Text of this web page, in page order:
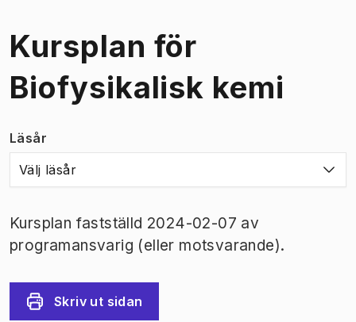
Kursplan för
Biofysikalisk kemi
Läsår
Välj läsår
Kursplan fastställd 2024-02-07 av
programansvarig (eller motsvarande).
Skriv ut sidan